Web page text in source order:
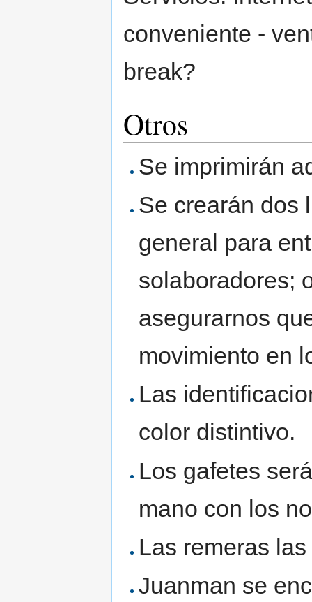
conveniente -
break?
Otros
Se imprimirán
Se crearán dos
general para
solaboradores;
asegurarnos
movimiento en
Las
color distintivo.
Los gafetes
mano con los
Las remeras
Juanman se